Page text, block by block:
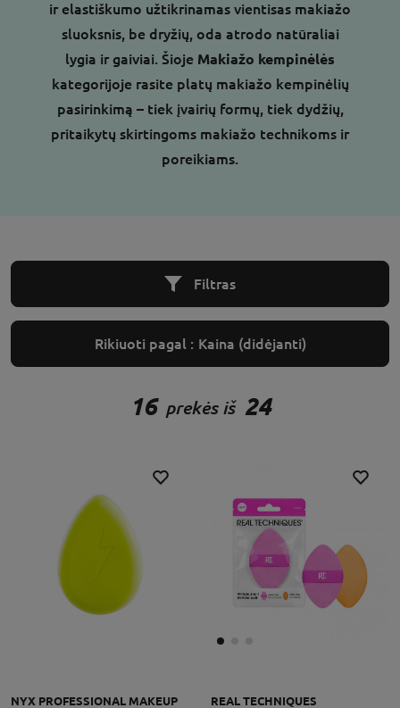
ir elastiškumo užtikrinamas vientisas makiažo
sluoksnis, be dryžių, oda atrodo natūraliai
lygia ir gaiviai. Šioje Makiažo kempinėlės
kategorijoje rasite platų makiažo kempinėlių
pasirinkimą – tiek įvairių formų, tiek dydžių,
pritaikytų skirtingoms makiažo technikoms ir
poreikiams.
16 prekės iš 24
Rikiuoti pagal : Kaina (didėjanti)
Filtras
NYX PROFESSIONAL MAKEUP REAL TECHNIQUES